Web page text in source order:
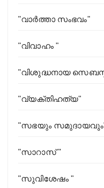
"വാർത്താ സംഭവം"
"വിവാഹം "
"വിശുദ്ധനായ
"വ്യക്തിഹത്യ"
"സഭയും
"സാറാസ് "
"സുവിശേഷം "